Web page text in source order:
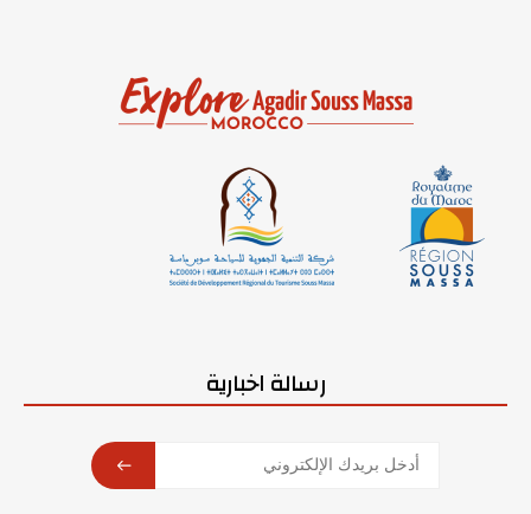
رسالة اخبارية